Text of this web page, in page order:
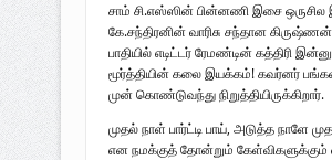
சாம் சி.எஸ்ஸின் பின்னணி இசை ஒருசில
கே.சந்திரனின் வாரிசு சந்தான
பாதியில் எடிட்டர் ரேமண்டின் கத்திரி
மூர்த்தியின் கலை இயக்கம்! கவர்னர்
முன் கொண்டுவந்து நிறுத்தியிருக்கிறார்.
முதல் நாள் பார்ட்டி பாய், அடுத்த நாளே
என நமக்குத் தோன்றும் கேள்விகளுக்கும்